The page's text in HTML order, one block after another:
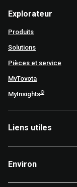
Explorateur
Produits
Solutions
Pièces et service
MyToyota
MyInsights®
Liens utiles
Environ